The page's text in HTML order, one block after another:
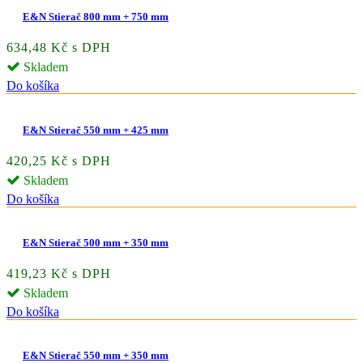
E&N Stierač 800 mm + 750 mm
634,48 Kč s DPH
Skladem
Do košíka
E&N Stierač 550 mm + 425 mm
420,25 Kč s DPH
Skladem
Do košíka
E&N Stierač 500 mm + 350 mm
419,23 Kč s DPH
Skladem
Do košíka
E&N Stierač 550 mm + 350 mm